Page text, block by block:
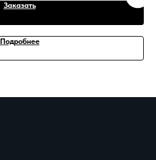
Заказать
Подробнее